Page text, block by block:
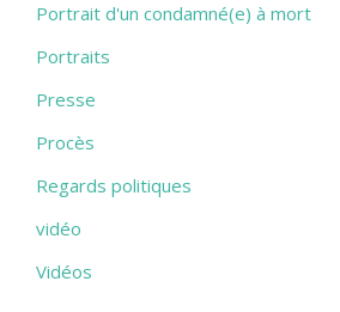
Portrait d'un condamné(e) à mort
Portraits
Presse
Procès
Regards politiques
vidéo
Vidéos